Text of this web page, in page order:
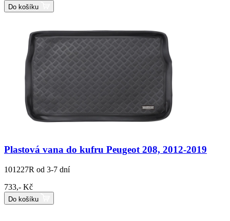
Do košíku
Plastová vana do kufru Peugeot 208, 2012-2019
101227R od 3-7 dní
733,- Kč
Do košíku